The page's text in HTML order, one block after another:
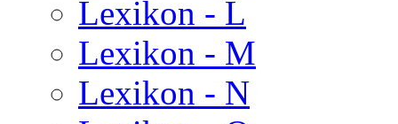
Lexikon - L
Lexikon - M
Lexikon - N